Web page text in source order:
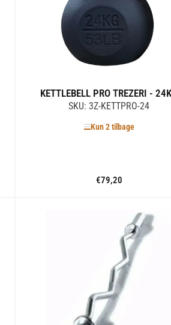
KETTLEBELL PRO TREZERI -
SKU: 3Z-KETTPRO-24
Kun 2 tilbage
Standard
€79,20